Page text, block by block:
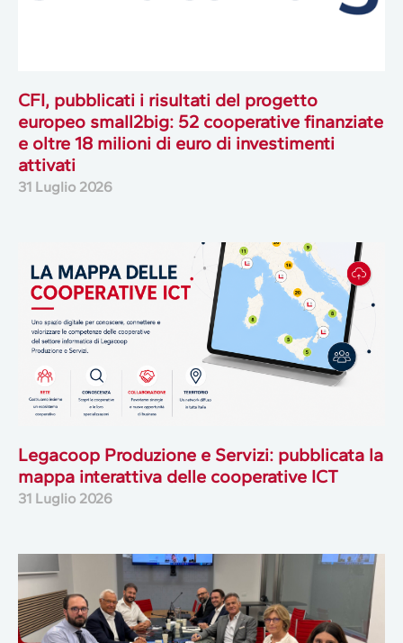
CFI, pubblicati i risultati del progetto
europeo small2big: 52 cooperative finanziate
e oltre 18 milioni di euro di investimenti
attivati
31 Luglio 2026
Legacoop Produzione e Servizi: pubblicata la
mappa interattiva delle cooperative ICT
31 Luglio 2026